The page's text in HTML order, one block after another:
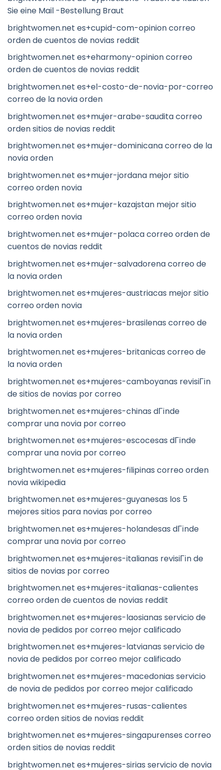
Sie eine Mail -Bestellung Braut
brightwomen.net es+cupid-com-opinion correo
orden de cuentos de novias reddit
brightwomen.net es+eharmony-opinion correo
orden de cuentos de novias reddit
brightwomen.net es+el-costo-de-novia-por-correo
correo de la novia orden
brightwomen.net es+mujer-arabe-saudita correo
orden sitios de novias reddit
brightwomen.net es+mujer-dominicana correo de la
novia orden
brightwomen.net es+mujer-jordana mejor sitio
correo orden novia
brightwomen.net es+mujer-kazajstan mejor sitio
correo orden novia
brightwomen.net es+mujer-polaca correo orden de
cuentos de novias reddit
brightwomen.net es+mujer-salvadorena correo de
la novia orden
brightwomen.net es+mujeres-austriacas mejor sitio
correo orden novia
brightwomen.net es+mujeres-brasilenas correo de
la novia orden
brightwomen.net es+mujeres-britanicas correo de
la novia orden
brightwomen.net es+mujeres-camboyanas revisiГіn
de sitios de novias por correo
brightwomen.net es+mujeres-chinas dГіnde
comprar una novia por correo
brightwomen.net es+mujeres-escocesas dГіnde
comprar una novia por correo
brightwomen.net es+mujeres-filipinas correo orden
novia wikipedia
brightwomen.net es+mujeres-guyanesas los 5
mejores sitios para novias por correo
brightwomen.net es+mujeres-holandesas dГіnde
comprar una novia por correo
brightwomen.net es+mujeres-italianas revisiГіn de
sitios de novias por correo
brightwomen.net es+mujeres-italianas-calientes
correo orden de cuentos de novias reddit
brightwomen.net es+mujeres-laosianas servicio de
novia de pedidos por correo mejor calificado
brightwomen.net es+mujeres-latvianas servicio de
novia de pedidos por correo mejor calificado
brightwomen.net es+mujeres-macedonias servicio
de novia de pedidos por correo mejor calificado
brightwomen.net es+mujeres-rusas-calientes
correo orden sitios de novias reddit
brightwomen.net es+mujeres-singapurenses correo
orden sitios de novias reddit
brightwomen.net es+mujeres-sirias servicio de novia